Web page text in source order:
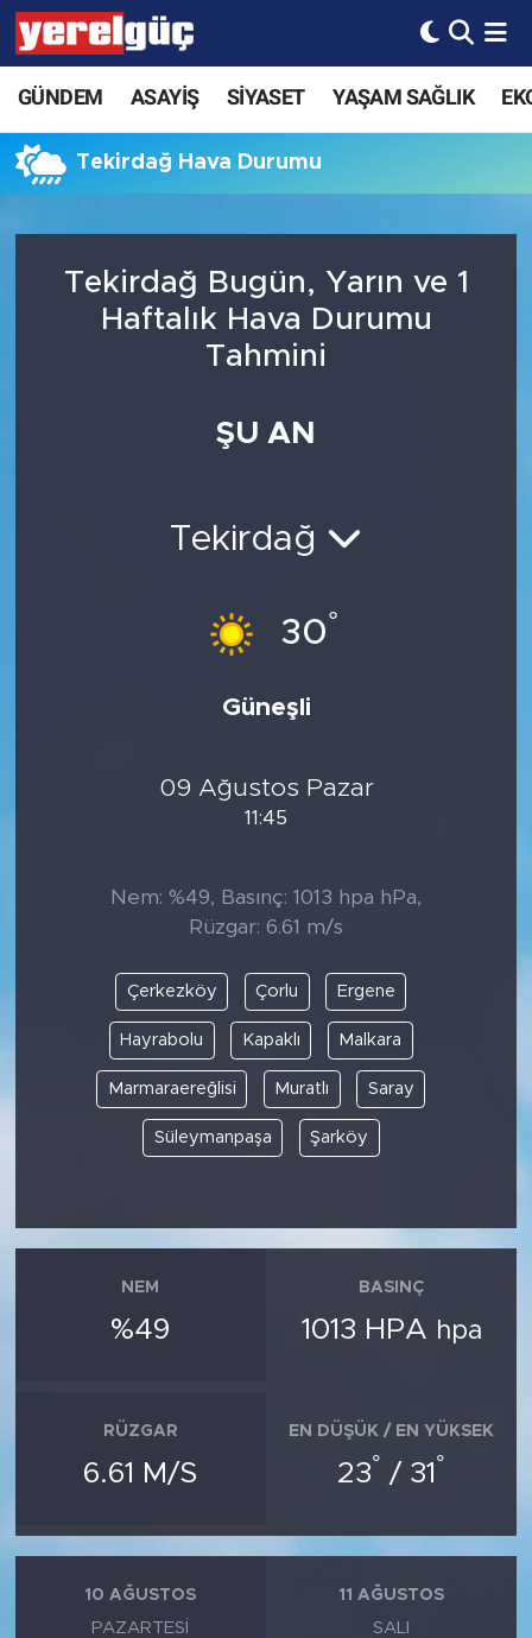
GÜNDEM ASAYİŞ SİYASET YAŞAM SAĞLIK
Tekirdağ Hava Durumu
Tekirdağ Bugün, Yarın ve 1
Haftalık Hava Durumu
Tahmini
ŞU AN
Tekirdağ
30°
Güneşli
09 Ağustos Pazar
11:45
Nem: %49, Basınç: 1013 hpa hPa,
Rüzgar: 6.61 m/s
Çerkezköy Çorlu Ergene
Hayrabolu Kapaklı Malkara
Marmaraereğlisi Muratlı Saray
Süleymanpaşa Şarköy
NEM
%49
BASINÇ
1013 HPA hpa
RÜZGAR
6.61 M/S
EN DÜŞÜK / EN YÜKSEK
23° / 31 °
10 AĞUSTOS
PAZARTESI
11 AĞUSTOS
SALI